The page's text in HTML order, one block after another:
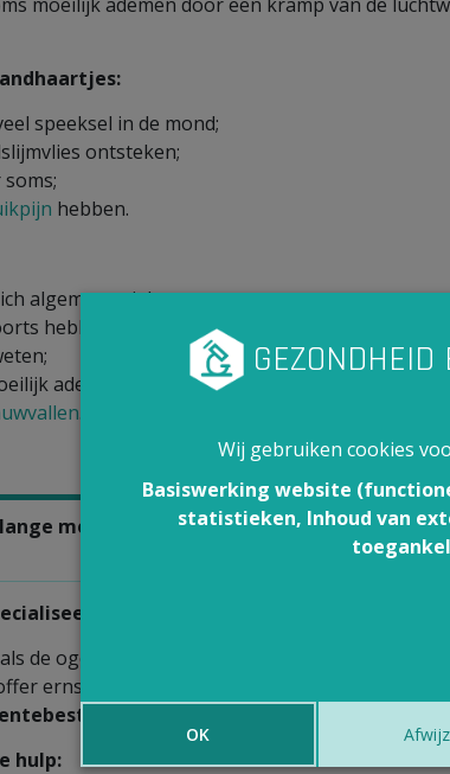
speeksel in de mond;
ontsteken;
hebben.
algemeen ziek;
hebben;
ademen omdat het slijmvlies in de mond en
mouwen om jezelf te beschermen
hulp:
als de ogen van het slachtoffer geïrriteerd zijn.
ernstige klachten heeft (zie hierboven).
hulp:
Wij gebruiken cookies
Basiswerking website
statistieken, Inhoud van
OK